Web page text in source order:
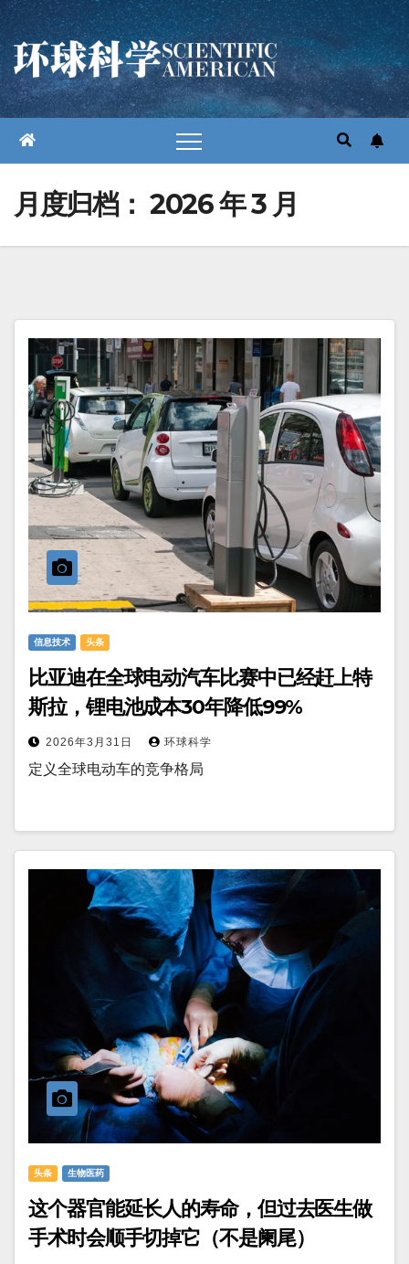
跳
至
内
容
月度归档： 2026 年 3 月
信息技术 头条
比亚迪在全球电动汽车比赛中已经赶上特
斯拉，锂电池成本30年降低99%
2026年3月31日 环球科学
定义全球电动车的竞争格局
头条 生物医药
这个器官能延长人的寿命，但过去医生做
手术时会顺手切掉它（不是阑尾）